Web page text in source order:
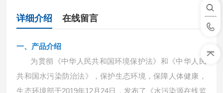
详细介绍 在线留言
一、产品介绍
为贯彻《中华人民共和国环境保护法》和《中华人民
共和国水污染防治法》，保护生态环境，保障人体健康，
生态环境部于2019年12月24日，发布了《水污染源在线监